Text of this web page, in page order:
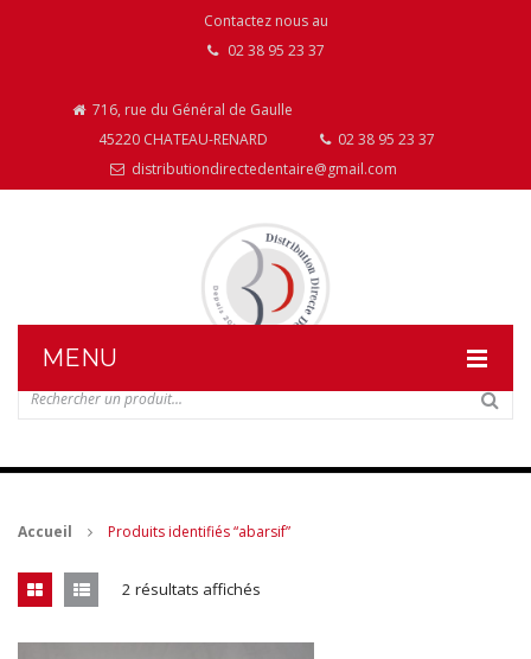
Contactez nous au
02 38 95 23 37
716, rue du Général de Gaulle
45220 CHATEAU-RENARD
02 38 95 23 37
distributiondirectedentaire@gmail.com
MENU
NOS PRODUITS
MES ACHATS
Accueil Produits identifiés “abarsif”
2 résultats affichés